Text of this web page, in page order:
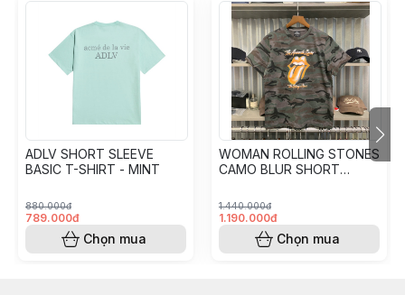
ADLV SHORT SLEEVE
BASIC T-SHIRT - MINT
880.000đ
789.000đ
Chọn mua
WOMAN ROLLING STONES
CAMO BLUR SHORT
1.440.000đ
1.190.000đ
Chọn mua